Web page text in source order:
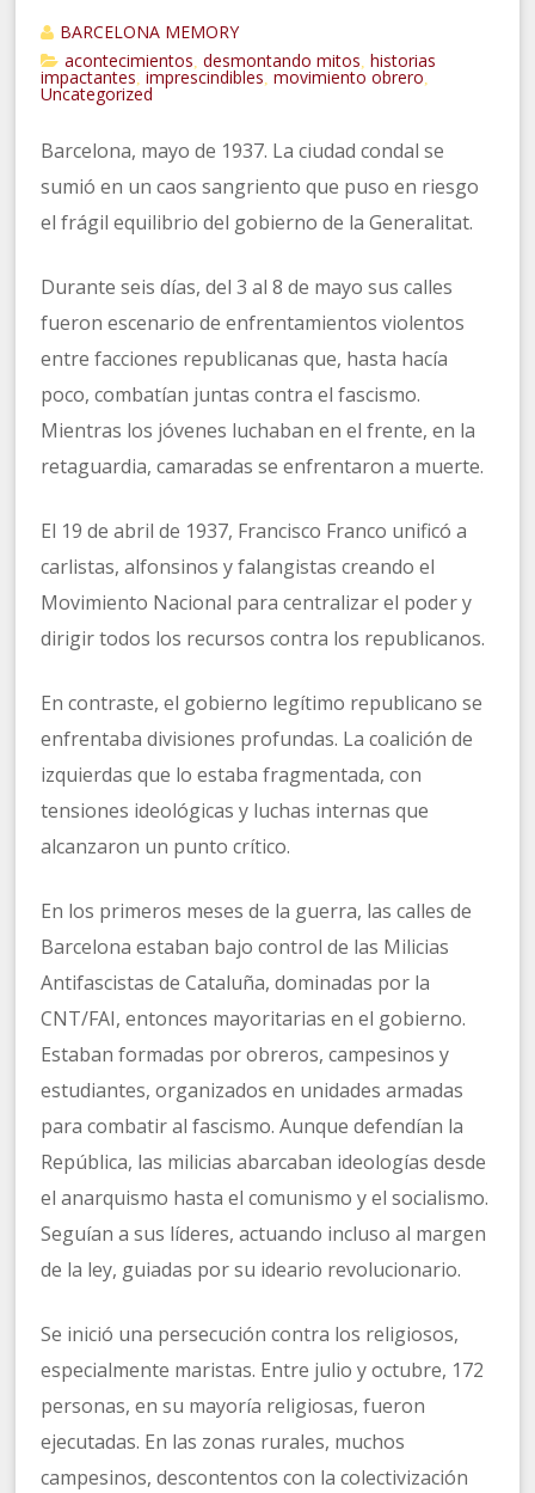
BARCELONA MEMORY
acontecimientos
,desmontando mitos historias
impactantes ,imprescindibles ,movimiento obrero
Uncategorized
Barcelona, mayo de 1937. La ciudad condal se
sumió en un caos sangriento que puso en riesgo
el frágil equilibrio del gobierno de la Generalitat.
Durante seis días, del 3 al 8 de mayo sus calles
fueron escenario de enfrentamientos violentos
entre facciones republicanas que, hasta hacía
poco, combatían juntas contra el fascismo.
Mientras los jóvenes luchaban en el frente, en la
retaguardia, camaradas se enfrentaron a muerte.
El 19 de abril de 1937, Francisco Franco unificó a
carlistas, alfonsinos y falangistas creando el
Movimiento Nacional para centralizar el poder y
dirigir todos los recursos contra los republicanos.
En contraste, el gobierno legítimo republicano se
enfrentaba divisiones profundas. La coalición de
izquierdas que lo estaba fragmentada, con
tensiones ideológicas y luchas internas que
alcanzaron un punto crítico.
En los primeros meses de la guerra, las calles de
Barcelona estaban bajo control de las Milicias
Antifascistas de Cataluña, dominadas por la
CNT/FAI, entonces mayoritarias en el gobierno.
Estaban formadas por obreros, campesinos y
estudiantes, organizados en unidades armadas
para combatir al fascismo. Aunque defendían la
República, las milicias abarcaban ideologías desde
el anarquismo hasta el comunismo y el socialismo.
Seguían a sus líderes, actuando incluso al margen
de la ley, guiadas por su ideario revolucionario.
Se inició una persecución contra los religiosos,
especialmente maristas. Entre julio y octubre, 172
personas, en su mayoría religiosas, fueron
ejecutadas. En las zonas rurales, muchos
campesinos, descontentos con la colectivización